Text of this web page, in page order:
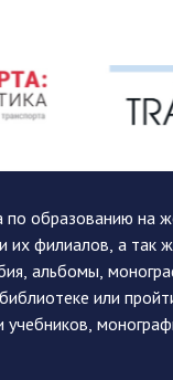
по образованию на
и их филиалов, а
альбомы,
или
учебников,